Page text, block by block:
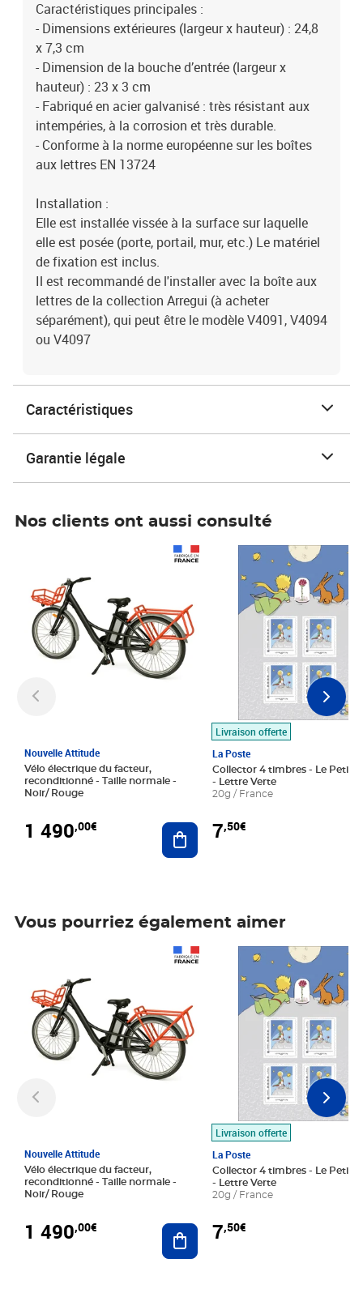
Caractéristiques principales :
- Dimensions extérieures (largeur x hauteur) : 24,8
x 7,3 cm
- Dimension de la bouche d’entrée (largeur x
hauteur) : 23 x 3 cm
- Fabriqué en acier galvanisé : très résistant aux
intempéries, à la corrosion et très durable.
- Conforme à la norme européenne sur les boîtes
aux lettres EN 13724
Installation :
Elle est installée vissée à la surface sur laquelle
elle est posée (porte, portail, mur, etc.) Le matériel
de fixation est inclus.
Il est recommandé de l'installer avec la boîte aux
lettres de la collection Arregui (à acheter
séparément), qui peut être le modèle V4091, V4094
ou V4097
Caractéristiques
Garantie légale
Nos clients ont aussi consulté
Nouvelle Attitude
Vélo électrique du facteur,
reconditionné - Taille normale -
Noir/ Rouge
1 490,00€ Ajouter au panier
Livraison offerte
La Poste
Collector 4 timbres - Le Petit
- Lettre Verte
20g / France
7,50€
Prix 7,50€
Vous pourriez également aimer
Nouvelle Attitude
Vélo électrique du facteur,
reconditionné - Taille normale -
Noir/ Rouge
1 490,00€ Ajouter au panier
Livraison offerte
La Poste
Collector 4 timbres - Le Petit
- Lettre Verte
20g / France
7,50€
Prix 7,50€